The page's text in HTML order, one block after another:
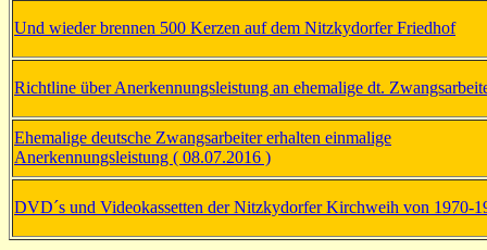
Und wieder brennen 500 Kerzen auf dem Nitzkydorfer Friedhof
Richtline über Anerkennungsleistung an ehemalige dt.
Ehemalige deutsche Zwangsarbeiter erhalten einmalige
Anerkennungsleistung ( 08.07.2016 )
DVD´s und Videokassetten der Nitzkydorfer Kirchweih von 1970-